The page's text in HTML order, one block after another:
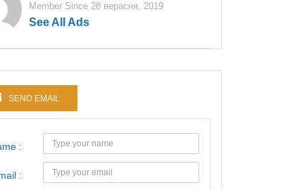
Member Since 28 верасня, 2019
See All Ads
SEND EMAIL
:
: